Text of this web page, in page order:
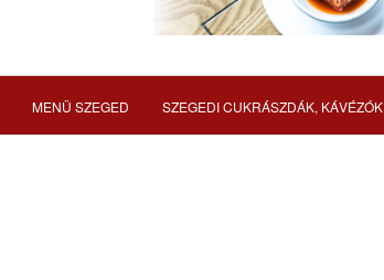
MENÜ SZEGED SZEGEDI CUKRÁSZDÁK, KÁVÉZÓK